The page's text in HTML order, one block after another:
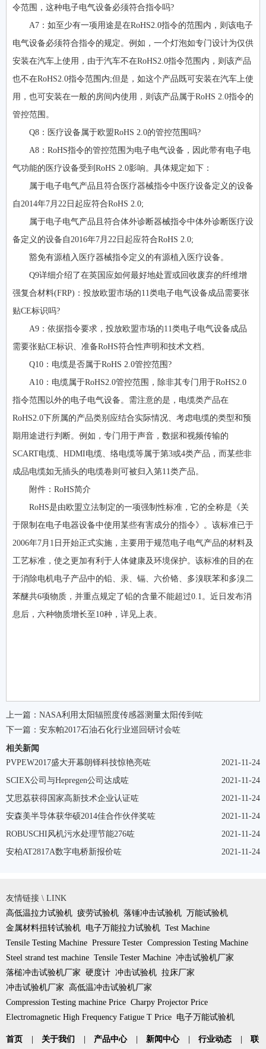
令范围，这种电子电气设备必须符合指令吗?
A7：如至少有一项用途是在RoHS2.0指令的范围内，则该电子
电气设备必须符合指令的规定。例如，一个灯泡如专门设计为仅供
安装在汽车上使用，由于汽车不在RoHS2.0指令范围内，则该产品
也不在RoHS2.0指令范围内;但是，如这个产品既可安装在汽车上使
用，也可安装在一般的房间内使用，则该产品属于RoHS 2.0指令的
管控范围。
Q8：医疗设备属于欧盟RoHS 2.0的管控范围吗?
A8：RoHS指令的管控范围为电子电气设备，因此带有电子电
气功能的医疗设备受到RoHS 2.0影响。具体规定如下：
属于电子电气产品且符合医疗器械指令中医疗设备定义的设备
自2014年7月22日起应符合RoHS 2.0;
属于电子电气产品且符合体外诊断器械指令中体外诊断医疗设
备定义的设备自2016年7月22日起应符合RoHS 2.0;
豁免有源植入医疗器械指令定义的有源植入医疗设备。
Q9详细介绍了在英国应如何最好地处置或回收废弃的纤维增
强复合材料(FRP)：投放欧盟市场的11类电子电气设备成品需要张
贴CE标识吗?
A9：依据指令要求，投放欧盟市场的11类电子电气设备成品
需要张贴CE标识、准备RoHS符合性声明和技术文档。
Q10：电缆是否属于RoHS 2.0管控范围?
A10：电缆属于RoHS2.0管控范围，除非其专门用于RoHS2.0
指令范围以外的电子电气设备。需注意的是，电缆类产品在
RoHS2.0下所属的产品类别应结合实际情况、考虑电缆的类型和预
期用途进行判断。例如，专门用于声音，数据和视频传输的
SCART电缆、HDMI电缆、络电缆等属于第3或4类产品，而某些非
成品电缆如无插头的电缆卷则可被归入第11类产品。
附件：RoHS简介
RoHS是由欧盟立法制定的一项强制性标准，它的全称是《关
于限制在电子电器设备中使用某些有害成分的指令》。该标准已于
2006年7月1日开始正式实施，主要用于规范电子电气产品的材料及
工艺标准，使之更加有利于人体健康及环境保护。该标准的目的在
于消除电机电子产品中的铅、汞、镉、六价铬、多溴联苯和多溴二
苯醚共6项物质，并重点规定了铅的含量不能超过0.1。近日发布消
息后，六种物质增长至10种，详见上表。
上一篇： NASA利用太阳辐照度传感器测量太阳传到咗
下一篇： 安东帕2017石油石化行业巡回研讨会咗
相关新闻
2021-11-24
PVPEW2017盛大开幕朗铎科技惊艳亮咗
2021-11-24
SCIEX公司与Hepregen公司达成咗
2021-11-24
艾思荔获得国家高新技术企业认证咗
2021-11-24
安森美半导体获华硕2014佳合作伙伴奖咗
2021-11-24
ROBUSCHI风机污水处理节能276咗
2021-11-24
安柏AT2817A数字电桥新报价咗
友情链接 \ LINK
高低温拉力试验机 疲劳试验机 落锤冲击试验机 万能试验机
金属材料扭转试验机 电子万能拉力试验机 Test Machine
Tensile Testing Machine Pressure Tester Compression Testing Machine
Steel strand test machine Tensile Tester Machine 冲击试验机厂家
落槌冲击试验机厂家 硬度计 冲击试验机 拉床厂家
冲击试验机厂家 高低温冲击试验机厂家
Compression Testing machine Price Charpy Projector Price
Electromagnetic High Frequency Fatigue T Price 电子万能试验机
首页 | 关于我们 | 产品中心 | 新闻中心 | 行业动态 | 联